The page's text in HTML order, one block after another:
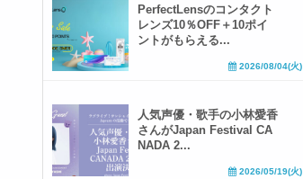
PerfectLensのコンタクト
レンズ10％OFF＋10ポイ
ントがもらえる...
2026/08/04(火)
人気声優・歌手の小林愛香
さんがJapan Festival CA
NADA 2...
2026/05/19(火)